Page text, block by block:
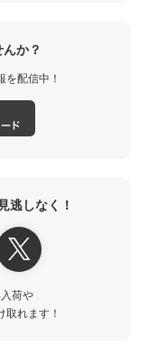
か？
配信中！
逃しなく！
荷や
れます！